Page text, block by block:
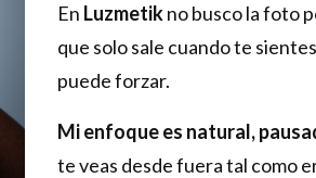
En Luzmetikno busco la foto
que solo sale cuando te
puede forzar.
Mi enfoque es natural,
te veas desde fuera tal como